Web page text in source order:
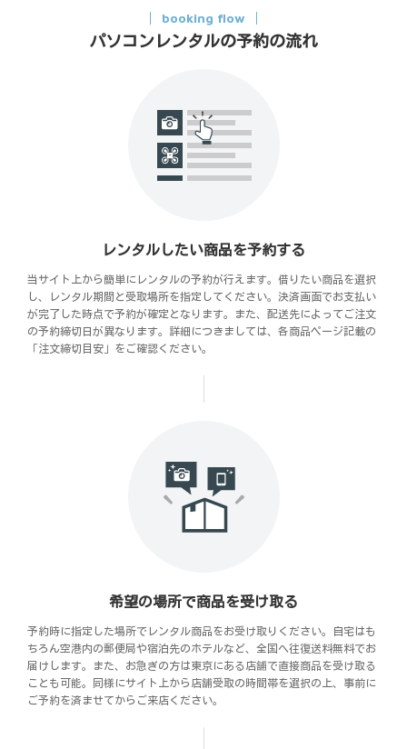
booking flow
パソコンレンタルの予約の流れ
レンタルしたい商品を予約する
当サイト上から簡単にレンタルの予約が行えます。借りたい商品を選択
し、レンタル期間と受取場所を指定してください。決済画面でお支払い
が完了した時点で予約が確定となります。また、配送先によってご注文
の予約締切日が異なります。詳細につきましては、各商品ページ記載の
「注文締切目安」をご確認ください。
希望の場所で商品を受け取る
予約時に指定した場所でレンタル商品をお受け取りください。自宅はも
ちろん空港内の郵便局や宿泊先のホテルなど、全国へ往復送料無料でお
届けします。また、お急ぎの方は東京にある店舗で直接商品を受け取る
ことも可能。同様にサイト上から店舗受取の時間帯を選択の上、事前に
ご予約を済ませてからご来店ください。